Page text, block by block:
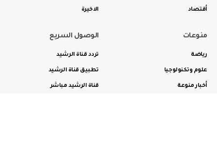
أقتصاد الاخيرة
منوعات
رياضة
علوم وتكنولوجيا
أخبار منوعة
الوصول السريع
تردد قناة الرشيد
تطبيق قناة الرشيد
قناة الرشيد مباشر